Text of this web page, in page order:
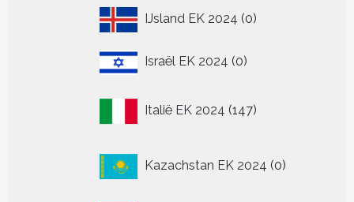
IJsland EK 2024 00
Israël EK 2024 00
Italië EK 2024 147
producten
Kazachstan EK 2024 0
producten